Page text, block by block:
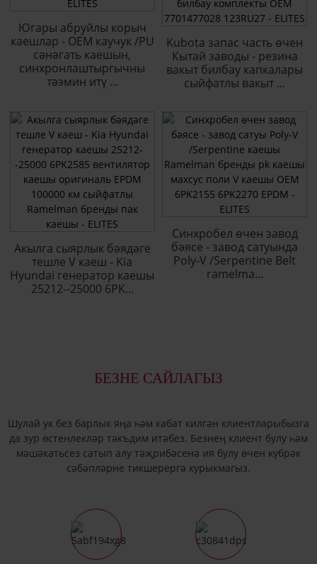
Югары абруйлы корыч
каешлар - OEM каучук /PU
сәнәгать каешын,
синхронлаштыргычны
тәэмин итү ...
Kubota запас часть өчен
Кытай заводы - резина
вакыт билбау капкалары
сыйфатлы вакыт ...
Акылга сыярлык бәядәге
тешле V каеш - Kia
Hyundai генератор каешы
25212--25000 6PK...
Синхробел өчен завод
бәясе - завод сатуында
Poly-V /Serpentine Belt
ramelma...
БЕЗНЕ САЙЛАГЫЗ
Шулай ук ​​без барлык яңа һәм кабат килгән клиентларыбызга
да зур өстенлекләр тәкъдим итәбез. Безнең клиент булу һәм
мәшәкатьсез сатып алу тәҗрибәсенә ия булу өчен күбрәк
сәбәпләрне тикшерергә курыкмагыз.